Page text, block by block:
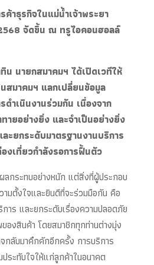
ค้าธุรกิจในแม่น้ำเจ้าพระยา
จัดขึ้น ณ ทรูไอคอนฮอลล์
น นายกสมาคมฯ ได้เปิดเวทีให้
สมาคมฯ แลกเปลี่ยนข้อมูล
ำเนินงานร่วมกัน เนื่องจาก
ายอย่างยิ่ง และจำเป็นอย่างยิ่ง
ะยกระดับมาตรฐานงานบริการ
งเที่ยวกำลังรอการฟื้นตัว
ลกระทบอย่างหนัก แต่สิ่งที่ผู้ประกอบ
มตั้งใจและยินดีที่จะร่วมมือกัน คือ
าร และยกระดับเรื่องความปลอดภัย
งสินค้า โดยสมาชิกทุกท่านต่างมุ่ง
กลับมาคึกคักอีกครั้ง การบริการ
ระทับใจให้แก่ลูกค้าในอนาคต